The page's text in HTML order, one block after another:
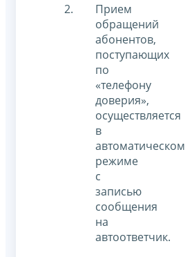
Прием
обращений
абонентов,
поступающих
по
«телефону
доверия»,
осуществляется
в
автоматическом
режиме
с
записью
сообщения
на
автоответчик.